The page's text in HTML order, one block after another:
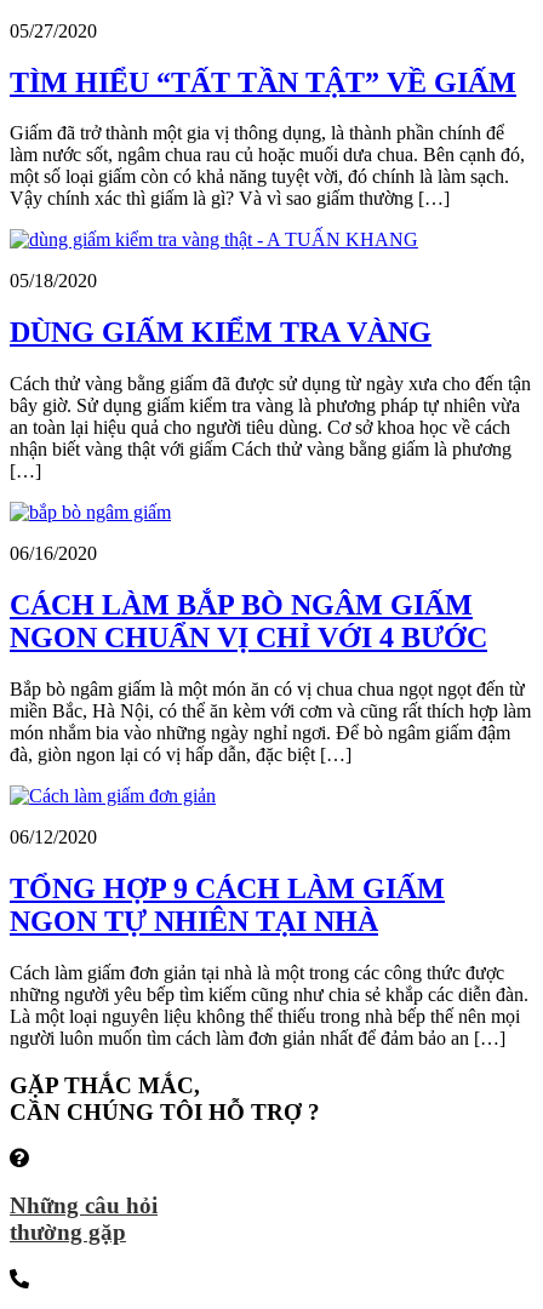
05/27/2020
TÌM HIỂU “TẤT TẦN TẬT” VỀ GIẤM
Giấm đã trở thành một gia vị thông dụng, là thành phần chính để
làm nước sốt, ngâm chua rau củ hoặc muối dưa chua. Bên cạnh đó,
một số loại giấm còn có khả năng tuyệt vời, đó chính là làm sạch.
Vậy chính xác thì giấm là gì? Và vì sao giấm thường […]
05/18/2020
DÙNG GIẤM KIỂM TRA VÀNG
Cách thử vàng bằng giấm đã được sử dụng từ ngày xưa cho đến tận
bây giờ. Sử dụng giấm kiểm tra vàng là phương pháp tự nhiên vừa
an toàn lại hiệu quả cho người tiêu dùng. Cơ sở khoa học về cách
nhận biết vàng thật với giấm Cách thử vàng bằng giấm là phương
[…]
06/16/2020
CÁCH LÀM BẮP BÒ NGÂM GIẤM
NGON CHUẨN VỊ CHỈ VỚI 4 BƯỚC
Bắp bò ngâm giấm là một món ăn có vị chua chua ngọt ngọt đến từ
miền Bắc, Hà Nội, có thể ăn kèm với cơm và cũng rất thích hợp làm
món nhắm bia vào những ngày nghỉ ngơi. Để bò ngâm giấm đậm
đà, giòn ngon lại có vị hấp dẫn, đặc biệt […]
06/12/2020
TỔNG HỢP 9 CÁCH LÀM GIẤM
NGON TỰ NHIÊN TẠI NHÀ
Cách làm giấm đơn giản tại nhà là một trong các công thức được
những người yêu bếp tìm kiếm cũng như chia sẻ khắp các diễn đàn.
Là một loại nguyên liệu không thể thiếu trong nhà bếp thế nên mọi
người luôn muốn tìm cách làm đơn giản nhất để đảm bảo an […]
GẶP THẮC MẮC,
CẦN CHÚNG TÔI HỖ TRỢ ?
Những câu hỏi
thường gặp